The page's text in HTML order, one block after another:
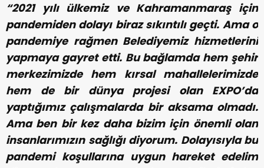
“2021 yılı ülkemiz ve Kahramanmaraş için
pandemiden dolayı biraz sıkıntılı geçti. Ama o
pandemiye rağmen Belediyemiz hizmetlerini
yapmaya gayret etti. Bu bağlamda hem şehir
merkezimizde hem kırsal mahallelerimizde
hem de bir dünya projesi olan EXPO’da
yaptığımız çalışmalarda bir aksama olmadı.
Ama ben bir kez daha bizim için önemli olan
insanlarımızın sağlığı diyorum. Dolayısıyla bu
pandemi koşullarına uygun hareket edelim